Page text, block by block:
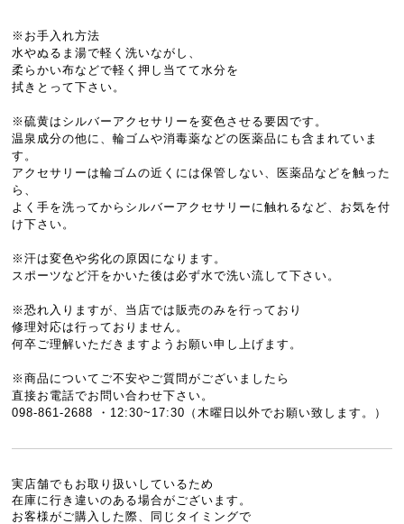
※お手入れ方法
水やぬるま湯で軽く洗いながし、
柔らかい布などで軽く押し当てて水分を
拭きとって下さい。
※硫黄はシルバーアクセサリーを変色させる要因です。
温泉成分の他に、輪ゴムや消毒薬などの医薬品にも含まれていま
す。
アクセサリーは輪ゴムの近くには保管しない、医薬品などを触った
ら、
よく手を洗ってからシルバーアクセサリーに触れるなど、お気を付
け下さい。
※汗は変色や劣化の原因になります。
スポーツなど汗をかいた後は必ず水で洗い流して下さい。
※恐れ入りますが、当店では販売のみを行っており
修理対応は行っておりません。
何卒ご理解いただきますようお願い申し上げます。
※商品についてご不安やご質問がございましたら
直接お電話でお問い合わせ下さい。
098-861-2688 ・12:30~17:30（木曜日以外でお願い致します。）
実店舗でもお取り扱いしているため
在庫に行き違いのある場合がございます。
お客様がご購入した際、同じタイミングで